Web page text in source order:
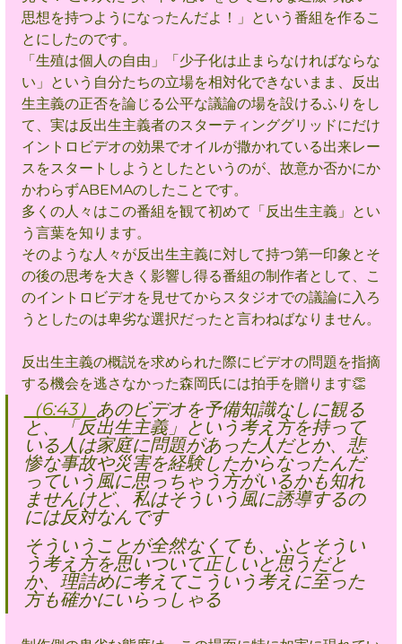
思想を持つようになったんだよ！」という番組を作るこ
とにしたのです。
「生殖は個人の自由」「少子化は止まらなければならな
い」という自分たちの立場を相対化できないまま、反出
生主義の正否を論じる公平な議論の場を設けるふりをし
て、実は反出生主義者のスターティンググリッドにだけ
イントロビデオの効果でオイルが撒かれている出来レー
スをスタートしようとしたというのが、故意か否かにか
かわらずABEMAのしたことです。
多くの人々はこの番組を観て初めて「反出生主義」とい
う言葉を知ります。
そのような人々が反出生主義に対して持つ第一印象とそ
の後の思考を大きく影響し得る番組の制作者として、こ
のイントロビデオを見せてからスタジオでの議論に入ろ
うとしたのは卑劣な選択だったと言わねばなりません。
反出生主義の概説を求められた際にビデオの問題を指摘
する機会を逃さなかった森岡氏には拍手を贈ります👏
（6:43） あのビデオを予備知識なしに観る
と、「反出生主義」という考え方を持って
いる人は家庭に問題があった人だとか、悲
惨な事故や災害を経験したからなったんだ
っていう風に思っちゃう方がいるかも知れ
ませんけど、私はそういう風に誘導するの
には反対なんです
そういうことが全然なくても、ふとそうい
う考え方を思いついて正しいと思うだと
か、理詰めに考えてこういう考えに至った
方も確かにいらっしゃる